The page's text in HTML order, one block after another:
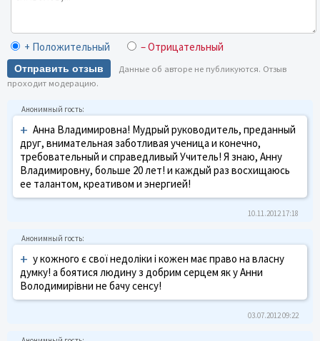
+ Положительный – Отрицательный
Отправить отзыв
Данные об авторе не публикуются. Отзыв
проходит модерацию.
+ Анна Владимировна! Мудрый руководитель, преданный
друг, внимательная заботливая ученица и конечно,
требовательный и справедливый Учитель! Я знаю, Анну
Владимировну, больше 20 лет! и каждый раз восхищаюсь
ее талантом, креативом и энергией!
10.11.2012 17:18
+ у кожного є свої недоліки і кожен має право на власну
думку! а боятися людину з добрим серцем як у Анни
Володимирівни не бачу сенсу!
03.07.2012 09:22